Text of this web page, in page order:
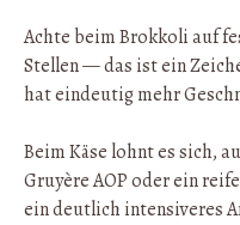
Achte beim Brokkoli auf
Stellen — das ist ein
hat eindeutig mehr
Beim Käse lohnt es sich,
Gruyère AOP oder ein
ein deutlich intensiveres